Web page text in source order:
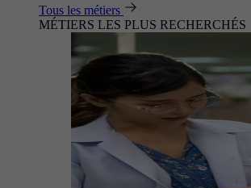
Tous les métiers
MÉTIERS LES PLUS RECHERCHÉS